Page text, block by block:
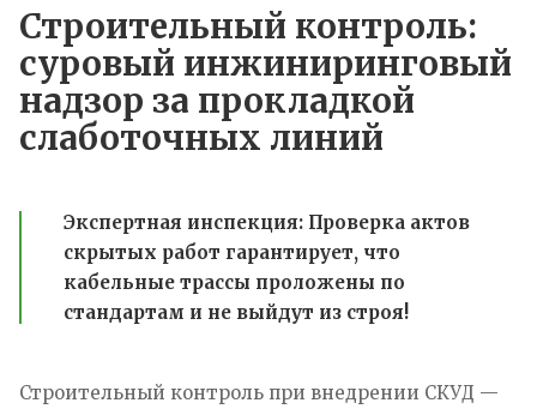
Строительный контроль:
суровый инжиниринговый
надзор за прокладкой
слаботочных линий
Экспертная инспекция: Проверка актов
скрытых работ гарантирует, что
кабельные трассы проложены по
стандартам и не выйдут из строя!
Строительный контроль при внедрении СКУД —